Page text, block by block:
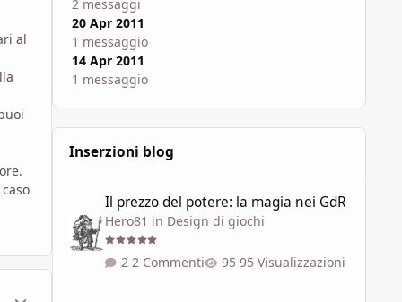
al
2 messaggi
20 Apr 2011
1 messaggio
14 Apr 2011
1 messaggio
Inserzioni blog
Il prezzo del potere: la magia nei GdR
Hero81 in Design di giochi
2 Commenti 95 Visualizzazioni